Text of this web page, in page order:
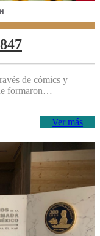
de cómics y
formaron…
Ver más